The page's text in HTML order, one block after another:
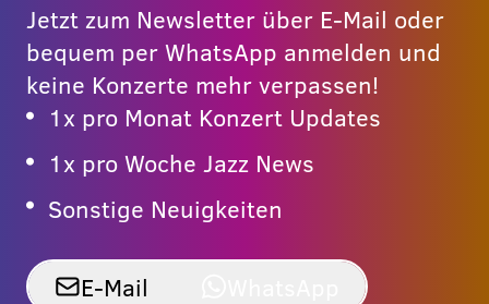
Jetzt zum Newsletter über E-Mail oder
bequem per WhatsApp anmelden und
keine Konzerte mehr verpassen!
1x pro Monat Konzert Updates
1x pro Woche Jazz News
Sonstige Neuigkeiten
E-Mail